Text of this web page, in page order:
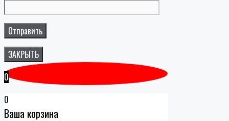
ЗАКРЫТЬ
0
0
Ваша корзина